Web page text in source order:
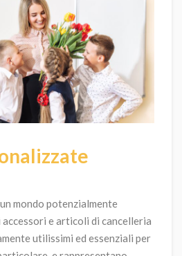
mondo potenzialmente
e articoli di cancelleria
utilissimi ed essenziali per